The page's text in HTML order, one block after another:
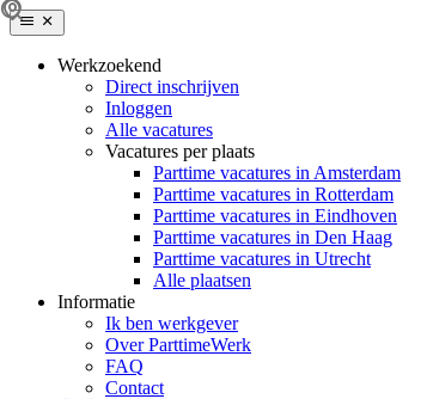
Werkzoekend
Direct inschrijven
Inloggen
Alle vacatures
Vacatures per plaats
Parttime vacatures in Amsterdam
Parttime vacatures in Rotterdam
Parttime vacatures in Eindhoven
Parttime vacatures in Den Haag
Parttime vacatures in Utrecht
Alle plaatsen
Informatie
Ik ben werkgever
Over ParttimeWerk
FAQ
Contact